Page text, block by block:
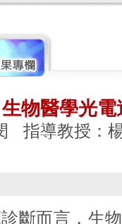
生物醫學光
指導教授：
斷而言，生